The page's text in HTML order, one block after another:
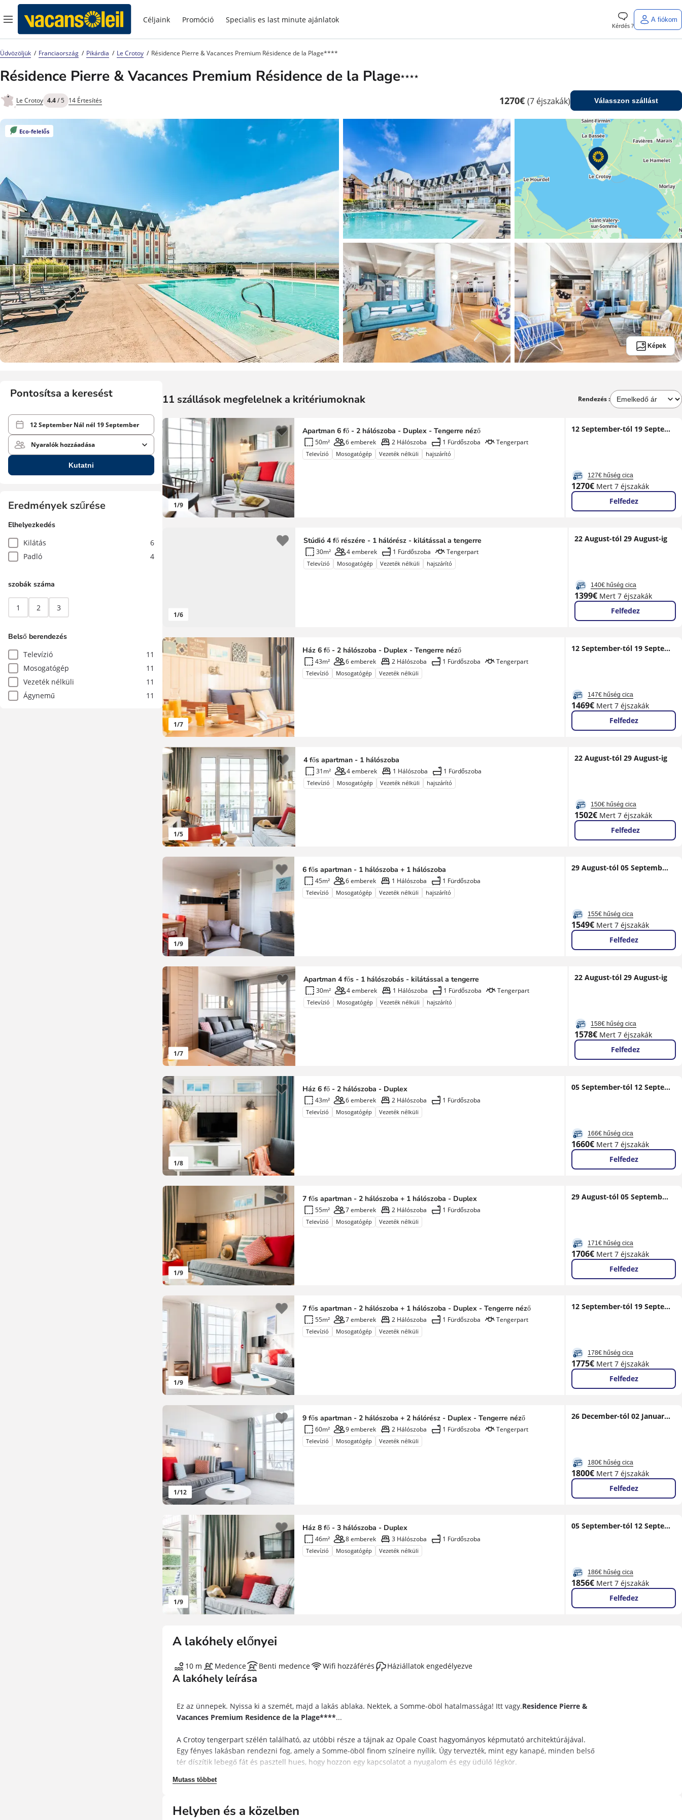
Céljaink Promóció Specialis es last minute ajánlatok
Kérdés ?
A fiókom
Üdvözöljük Franciaország Pikárdia Le Crotoy Résidence Pierre & Vacances Premium Résidence de la Plage****
Résidence Pierre & Vacances Premium Résidence de la Plage4
★★★★
Le Crotoy 4.4/ 5 14 Értesítés 1270€ (7 éjszakák) Válasszon szállást
Képek
Eco-felelős
Pontosítsa a keresést
12 SeptemberNál nél 19 September
Nyaralók hozzáadása
Kutatni
Eredmények szűrése
Elhelyezkedés
Kilátás
6
Padló
4
szobák száma
1 2 3
Belső berendezés
Televízió
11
Mosogatógép
11
Vezeték nélküli
11
Ágynemű
11
11 szállások megfelelnek a kritériumoknak Rendezés :
1/9
Apartman 6 fő - 2 hálószoba - Duplex - Tengerre néző
50m² 6 emberek 2 Hálószoba 1 Fürdőszoba Tengerpart
Televízió Mosogatógép Vezeték nélküli hajszárító
12 September-tól 19 September-ig
127€ hűség cica
Új
ár
1270€ Mert 7 éjszakák
Felfedez
1/6
Stúdió 4 fő részére - 1 hálórész - kilátással a tengerre
30m² 4 emberek 1 Fürdőszoba Tengerpart
Televízió Mosogatógép Vezeték nélküli hajszárító
22 August-tól 29 August-ig
140€ hűség cica
Új
ár
1399€ Mert 7 éjszakák
Felfedez
1/7
Ház 6 fő - 2 hálószoba - Duplex - Tengerre néző
43m² 6 emberek 2 Hálószoba 1 Fürdőszoba Tengerpart
Televízió Mosogatógép Vezeték nélküli
12 September-tól 19 September-ig
147€ hűség cica
Új
ár
1469€ Mert 7 éjszakák
Felfedez
1/5
4 fős apartman - 1 hálószoba
31m² 4 emberek 1 Hálószoba 1 Fürdőszoba
Televízió Mosogatógép Vezeték nélküli hajszárító
22 August-tól 29 August-ig
150€ hűség cica
Új
ár
1502€ Mert 7 éjszakák
Felfedez
1/9
6 fős apartman - 1 hálószoba + 1 hálószoba
45m² 6 emberek 1 Hálószoba 1 Fürdőszoba
Televízió Mosogatógép Vezeték nélküli hajszárító
29 August-tól 05 September-ig
155€ hűség cica
Új
ár
1549€ Mert 7 éjszakák
Felfedez
1/7
Apartman 4 fős - 1 hálószobás - kilátással a tengerre
30m² 4 emberek 1 Hálószoba 1 Fürdőszoba Tengerpart
Televízió Mosogatógép Vezeték nélküli hajszárító
22 August-tól 29 August-ig
158€ hűség cica
Új
ár
1578€ Mert 7 éjszakák
Felfedez
1/8
Ház 6 fő - 2 hálószoba - Duplex
43m² 6 emberek 2 Hálószoba 1 Fürdőszoba
Televízió Mosogatógép Vezeték nélküli
05 September-tól 12 September-ig
166€ hűség cica
Új
ár
1660€ Mert 7 éjszakák
Felfedez
1/9
7 fős apartman - 2 hálószoba + 1 hálószoba - Duplex
55m² 7 emberek 2 Hálószoba 1 Fürdőszoba
Televízió Mosogatógép Vezeték nélküli
29 August-tól 05 September-ig
171€ hűség cica
Új
ár
1706€ Mert 7 éjszakák
Felfedez
1/9
7 fős apartman - 2 hálószoba + 1 hálószoba - Duplex - Tengerre néző
55m² 7 emberek 2 Hálószoba 1 Fürdőszoba Tengerpart
Televízió Mosogatógép Vezeték nélküli
12 September-tól 19 September-ig
178€ hűség cica
Új
ár
1775€ Mert 7 éjszakák
Felfedez
1/12
9 fős apartman - 2 hálószoba + 2 hálórész - Duplex - Tengerre néző
60m² 9 emberek 2 Hálószoba 1 Fürdőszoba Tengerpart
Televízió Mosogatógép Vezeték nélküli
26 December-tól 02 January-ig
180€ hűség cica
Új
ár
1800€ Mert 7 éjszakák
Felfedez
1/9
Ház 8 fő - 3 hálószoba - Duplex
46m² 8 emberek 3 Hálószoba 1 Fürdőszoba
Televízió Mosogatógép Vezeték nélküli
05 September-tól 12 September-ig
186€ hűség cica
Új
ár
1856€ Mert 7 éjszakák
Felfedez
A lakóhely előnyei
10 m Medence Benti medence Wifi hozzáférés Háziállatok engedélyezve
A lakóhely leírása
Ez az ünnepek. Nyissa ki a szemét, majd a lakás ablaka. Nektek, a Somme-öböl hatalmassága! Itt vagy.Residence Pierre &
Vacances Premium Residence de la Plage****...
A Crotoy tengerpart szélén található, az utóbbi része a tájnak az Opale Coast hagyományos képmutató architektúrájával.
Egy fényes lakásban rendezni fog, amely a Somme-öböl finom színeire nyílik. Úgy tervezték, mint egy kanapé, minden belső
tér díszítik lebegő fát és pasztell hues, hogy hozzon egy kapcsolatot a nyugalom és egy üdülő légkör.
Számos tevékenység elérhető az Ön számára! A sportos lesz képes lovagolni az öböl mellett kerékpáros túrák. Az erős
köztük egy szabadtéri nyílást június közepétől szeptember közepéig, hogy néhány bátorságot vagy lovat egy fedélzeten.
Mutass többet
Helyben és a közelben